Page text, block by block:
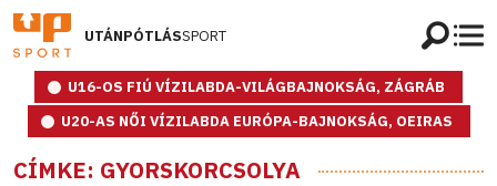
UTÁNPÓTLÁSSPORT
U16-OS FIÚ VÍZILABDA-VILÁGBAJNOKSÁG, ZÁGRÁB
U20-AS NŐI VÍZILABDA EURÓPA-BAJNOKSÁG, OEIRAS
CÍMKE: GYORSKORCSOLYA